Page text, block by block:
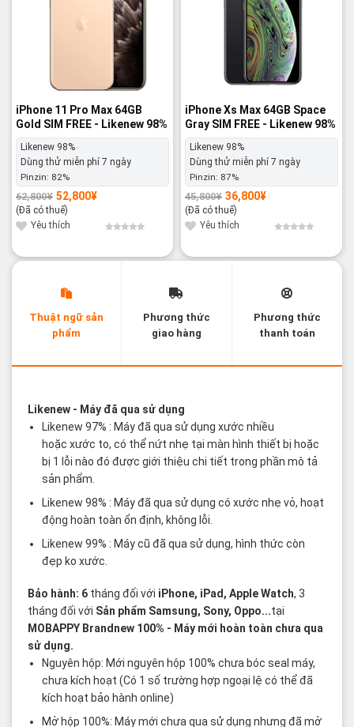
iPhone 11 Pro Max 64GB
Gold SIM FREE - Likenew 98%
Likenew 98%
Dùng thử miễn phí 7 ngày
Pinzin: 82%
62,800¥
Giá
gốc
là:
62,800¥.
52,800¥
Giá
hiện
tại
là:
52,800¥.
(Đã có thuế)
Yêu thích
iPhone Xs Max 64GB Space
Gray SIM FREE - Likenew 98%
Likenew 98%
Dùng thử miễn phí 7 ngày
Pinzin: 87%
45,800¥
Giá
gốc
là:
45,800¥.
36,800¥
Giá
hiện
tại
là:
36,800¥.
(Đã có thuế)
Yêu thích
Thuật ngữ sản
phẩm
Phương thức
giao hàng
Phương thức
thanh toán
Likenew- Máy đã qua sử dụng
Likenew 97% : Máy đã qua sử dụng xước nhiều
hoặc xước to, có thể nứt nhẹ tại màn hình thiết bị hoặc
bị 1 lỗi nào đó được giới thiệu chi tiết trong phần mô tả
sản phẩm.
Likenew 98% : Máy đã qua sử dụng có xước nhẹ vỏ, hoạt
động hoàn toàn ổn định, không lỗi.
Likenew 99% : Máy cũ đã qua sử dụng, hình thức còn
đẹp ko xước.
Bảo hành: 6 tháng đối với iPhone, iPad, Apple Watch, 3
tháng đối với Sản phẩm Samsung, Sony, Oppo...tại
MOBAPPY Brandnew 100% - Máy mới hoàn toàn chưa qua
sử dụng.
Nguyên hộp: Mới nguyên hộp 100% chưa bóc seal máy,
chưa kích hoạt (Có 1 số trường hợp ngoại lệ có thể đã
kích hoạt bảo hành online)
Mở hộp 100%: Máy mới chưa qua sử dụng nhưng đã mở